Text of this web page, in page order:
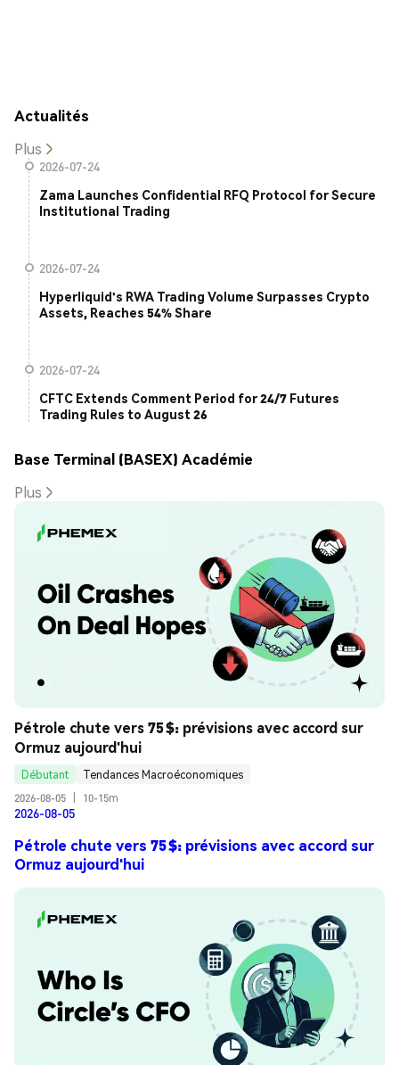
Actualités
Plus
2026-07-24
Zama Launches Confidential RFQ Protocol for Secure
Institutional Trading
2026-07-24
Hyperliquid's RWA Trading Volume Surpasses Crypto
Assets, Reaches 54% Share
2026-07-24
CFTC Extends Comment Period for 24/7 Futures
Trading Rules to August 26
Base Terminal (BASEX) Académie
Plus
Pétrole chute vers 75 $: prévisions avec accord sur
Ormuz aujourd'hui
Débutant
Tendances Macroéconomiques
2026-08-05
10-15m
2026-08-05
Pétrole chute vers 75 $: prévisions avec accord sur
Ormuz aujourd'hui